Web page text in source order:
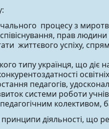
процесу з
прав людини
життєвого успіху,
типу українця, що діє
педагогів,
системи роботи
педагогічним колективом,
діяльності, що